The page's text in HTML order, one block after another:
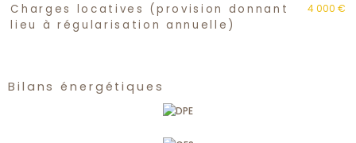
Charges locatives (provision donnant
lieu à régularisation annuelle)
4 000 €
Bilans énergétiques